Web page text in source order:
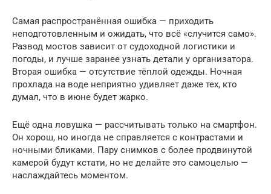
Самая распространённая ошибка — приходить
неподготовленным и ожидать, что всё «случится само».
Развод мостов зависит от судоходной логистики и
погоды, и лучше заранее узнать детали у организатора.
Вторая ошибка — отсутствие тёплой одежды. Ночная
прохлада на воде неприятно удивляет даже тех, кто
думал, что в июне будет жарко.
Ещё одна ловушка — рассчитывать только на смартфон.
Он хорош, но иногда не справляется с контрастами и
ночными бликами. Пару снимков с более продвинутой
камерой будут кстати, но не делайте это самоцелью —
наслаждайтесь моментом.